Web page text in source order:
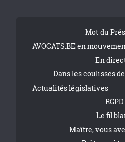
Tribune FooterMot du
AVOCATS.BE en
En
Dans les coulisses
Actualités législatives
RGPD
Le fil
Maître, vous